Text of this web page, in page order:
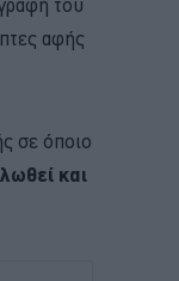
αφής
σε όποιο
και